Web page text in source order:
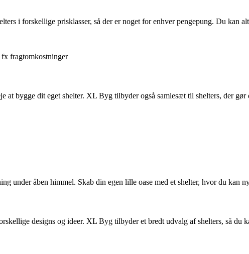
i forskellige prisklasser, så der er noget for enhver pengepung. Du kan
fragtomkostninger
bygge dit eget shelter. XL Byg tilbyder også samlesæt til shelters, der
under åben himmel. Skab din egen lille oase med et shelter, hvor du kan
designs og ideer. XL Byg tilbyder et bredt udvalg af shelters, så du